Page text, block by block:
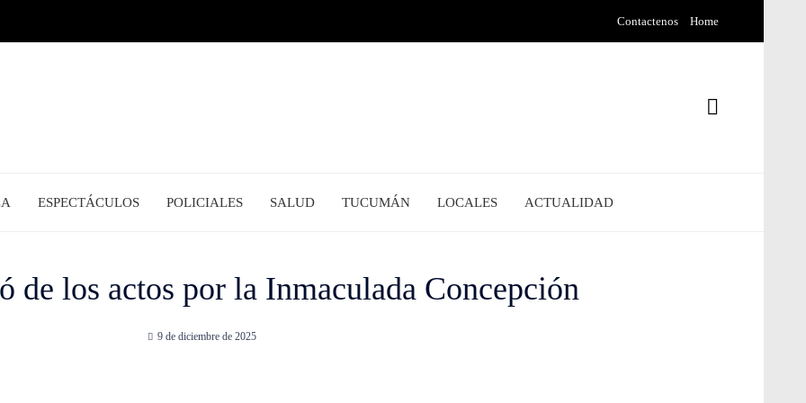
Contactenos Home
ESPECTÁCULOS POLICIALES SALUD TUCUMÁN LOCALES ACTUALIDAD
de los actos por la Inmaculada Concepción
9 de diciembre de 2025